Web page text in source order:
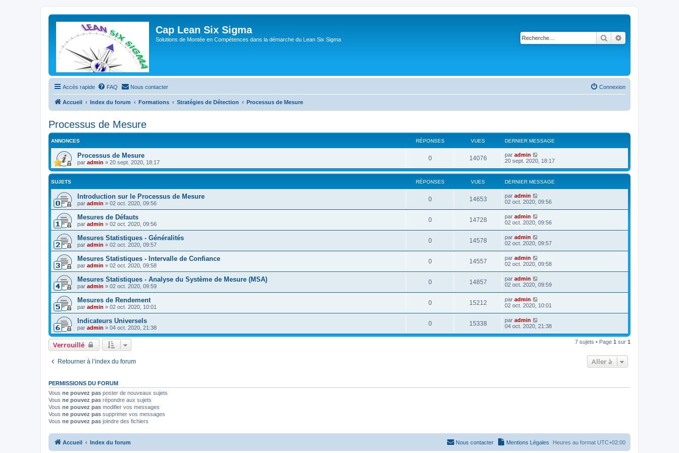
Cap Lean Six Sigma
Solutions de Montée en Compétences dans la démarche du Lean Six Sigma Rechercher
Accès rapide FAQ Nous contacter Connexion
Accueil Index du forum Formations Stratégies de Détection Processus de Mesure
Processus de Mesure
ANNONCES RÉPONSES VUES DERNIER MESSAGE
Processus de Mesure
par admin » 20 sept. 2020, 18:17
0 14076 par admin
20 sept. 2020, 18:17
SUJETS RÉPONSES VUES DERNIER MESSAGE
Introduction sur le Processus de Mesure
par admin » 02 oct. 2020, 09:56
0 14653 par admin
02 oct. 2020, 09:56
Mesures de Défauts
par admin » 02 oct. 2020, 09:56
0 14728 par admin
02 oct. 2020, 09:56
Mesures Statistiques - Généralités
par admin » 02 oct. 2020, 09:57
0 14578 par admin
02 oct. 2020, 09:57
Mesures Statistiques - Intervalle de Confiance
par admin » 02 oct. 2020, 09:58
0 14557 par admin
02 oct. 2020, 09:58
Mesures Statistiques - Analyse du Système de Mesure (MSA)
par admin » 02 oct. 2020, 09:59
0 14857 par admin
02 oct. 2020, 09:59
Mesures de Rendement
par admin » 02 oct. 2020, 10:01
0 15212 par admin
02 oct. 2020, 10:01
Indicateurs Universels
par admin » 04 oct. 2020, 21:38
0 15338 par admin
04 oct. 2020, 21:38
Verrouillé 7 sujets • Page 1 sur 1
Retourner à l’index du forum Aller à
PERMISSIONS DU FORUM
Vous ne pouvez pas poster de nouveaux sujets
Vous ne pouvez pas répondre aux sujets
Vous ne pouvez pas modifier vos messages
Vous ne pouvez pas supprimer vos messages
Vous ne pouvez pas joindre des fichiers
Accueil Index du forum Heures au format UTC+02:00
Mentions Légales
Nous contacter